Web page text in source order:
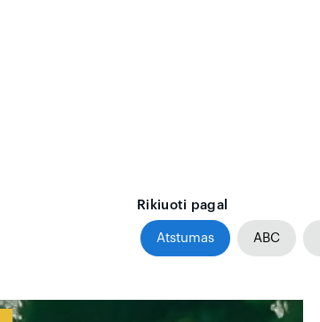
Rikiuoti pagal
Atstumas ABC